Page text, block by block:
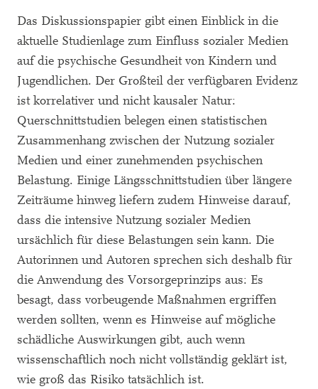
Das Diskussionspapier gibt einen Einblick in die
aktuelle Studienlage zum Einfluss sozialer Medien
auf die psychische Gesundheit von Kindern und
Jugendlichen. Der Großteil der verfügbaren Evidenz
ist korrelativer und nicht kausaler Natur:
Querschnittstudien belegen einen statistischen
Zusammenhang zwischen der Nutzung sozialer
Medien und einer zunehmenden psychischen
Belastung. Einige Längsschnittstudien über längere
Zeiträume hinweg liefern zudem Hinweise darauf,
dass die intensive Nutzung sozialer Medien
ursächlich für diese Belastungen sein kann. Die
Autorinnen und Autoren sprechen sich deshalb für
die Anwendung des Vorsorgeprinzips aus: Es
besagt, dass vorbeugende Maßnahmen ergriffen
werden sollten, wenn es Hinweise auf mögliche
schädliche Auswirkungen gibt, auch wenn
wissenschaftlich noch nicht vollständig geklärt ist,
wie groß das Risiko tatsächlich ist.